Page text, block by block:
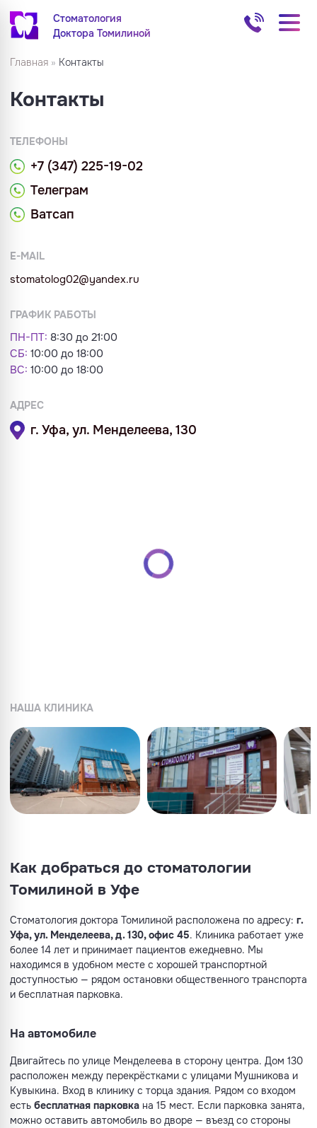
Стоматология
Доктора Томилиной
Главная » Контакты
Контакты
ТЕЛЕФОНЫ
+7 (347) 225-19-02
Телеграм
Ватсап
E-MAIL
stomatolog02@yandex.ru
ГРАФИК РАБОТЫ
ПН-ПТ: 8:30 до 21:00
СБ: 10:00 до 18:00
ВС: 10:00 до 18:00
АДРЕС
г. Уфа, ул. Менделеева, 130
НАША КЛИНИКА
Как добраться до стоматологии
Томилиной в Уфе
Стоматология доктора Томилиной расположена по адресу: г.
Уфа, ул. Менделеева, д. 130, офис 45. Клиника работает уже
более 14 лет и принимает пациентов ежедневно. Мы
находимся в удобном месте с хорошей транспортной
доступностью — рядом остановки общественного транспорта
и бесплатная парковка.
На автомобиле
Двигайтесь по улице Менделеева в сторону центра. Дом 130
расположен между перекрёстками с улицами Мушникова и
Кувыкина. Вход в клинику с торца здания. Рядом со входом
есть бесплатная парковка на 15 мест. Если парковка занята,
можно оставить автомобиль во дворе — въезд со стороны